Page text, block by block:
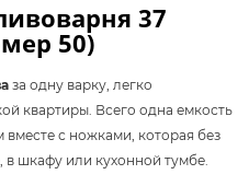
37
50)
за одну варку, легко
квартиры. Всего одна емкость
с ножками, которая без
в шкафу или кухонной тумбе.